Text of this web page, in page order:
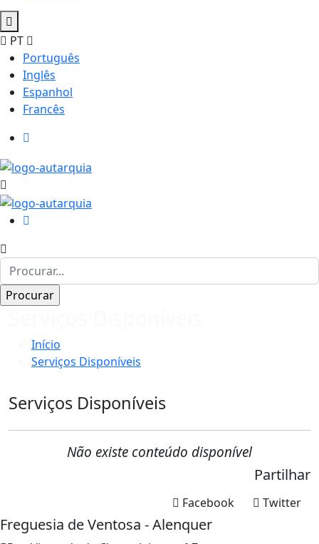
PT
Português
Inglês
Espanhol
Francês
Início
Serviços Disponíveis
Serviços Disponíveis
Não existe conteúdo disponível
Partilhar
Twitter
Facebook
Freguesia de Ventosa - Alenquer